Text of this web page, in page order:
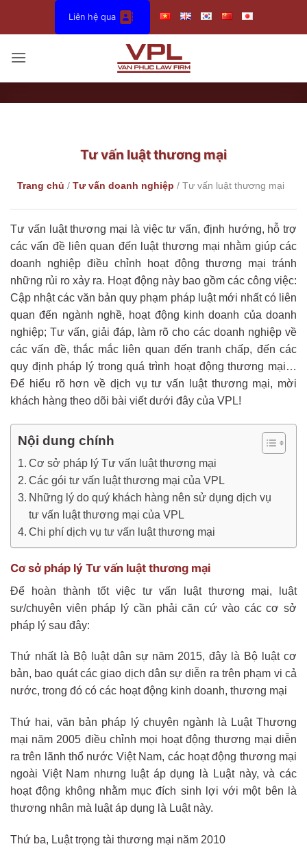
dung
Liên hệ qua
Tư vấn luật thương mại
Trang chủ / Tư vấn doanh nghiệp / Tư vấn luật thương mại
Tư vấn luật thương mại là việc tư vấn, định hướng, hỗ trợ
các vấn đề liên quan đến luật thương mại nhằm giúp các
doanh nghiệp điều chỉnh hoạt động thương mại tránh
những rủi ro xảy ra. Hoạt động này bao gồm các công việc:
Cập nhật các văn bản quy phạm pháp luật mới nhất có liên
quan đến ngành nghề, hoạt động kinh doanh của doanh
nghiệp; Tư vấn, giải đáp, làm rõ cho các doanh nghiệp về
các vấn đề, thắc mắc liên quan đến tranh chấp, đến các
quy định pháp lý trong quá trình hoạt động thương mại…
Để hiểu rõ hơn về dịch vụ tư vấn luật thương mại, mời
khách hàng theo dõi bài viết dưới đây của VPL!
Nội dung chính
Cơ sở pháp lý Tư vấn luật thương mại
Các gói tư vấn luật thương mại của VPL
Những lý do quý khách hàng nên sử dụng dịch vụ
tư vấn luật thương mại của VPL
Chi phí dịch vụ tư vấn luật thương mại
Cơ sở pháp lý Tư vấn luật thương mại
Để hoàn thành tốt việc tư vấn luật thương mại, luật
sư/chuyên viên pháp lý cần phải căn cứ vào các cơ sở
pháp lý sau đây:
Thứ nhất là Bộ luật dân sự năm 2015, đây là Bộ luật cơ
bản, bao quát các giao dịch dân sự diễn ra trên phạm vi cả
nước, trong đó có các hoạt động kinh doanh, thương mại
Thứ hai, văn bản pháp lý chuyên ngành là Luật Thương
mại năm 2005 điều chỉnh mọi hoạt động thương mại diễn
ra trên lãnh thổ nước Việt Nam, các hoạt động thương mại
ngoài Việt Nam nhưng luật áp dụng là Luật này, và các
hoạt động không nhằm mục đích sinh lợi với một bên là
thương nhân mà luật áp dụng là Luật này.
Thứ ba, Luật trọng tài thương mại năm 2010